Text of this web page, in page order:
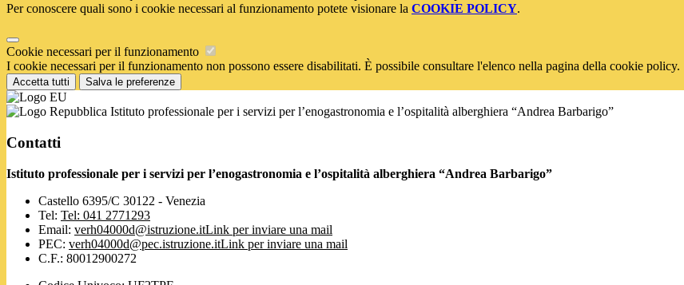
Per conoscere quali sono i cookie necessari al funzionamento potete visionare la COOKIE POLICY.
Cookie necessari per il funzionamento
I cookie necessari per il funzionamento non possono essere disabilitati. È possibile consultare l'elenco nella pagina della cookie policy.
Accetta tutti Salva le preferenze
Istituto professionale per i servizi per l’enogastronomia e l’ospitalità alberghiera “Andrea Barbarigo”
Contatti
Istituto professionale per i servizi per l’enogastronomia e l’ospitalità alberghiera “Andrea Barbarigo”
Castello 6395/C 30122 - Venezia
Tel: Tel: 041 2771293
Email: verh04000d@istruzione.itLink per inviare una mail
PEC: verh04000d@pec.istruzione.itLink per inviare una mail
C.F.: 80012900272